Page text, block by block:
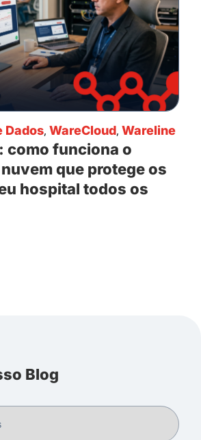
Dados, WareCloud, Wareline
como funciona o
que protege os
hospital todos os
Blog